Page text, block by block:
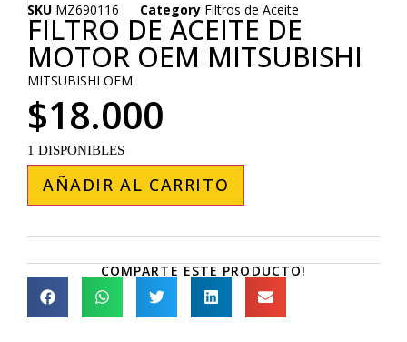
SKU MZ690116 Category Filtros de Aceite
FILTRO DE ACEITE DE
MOTOR OEM MITSUBISHI
MITSUBISHI OEM
$18.000
1 DISPONIBLES
AÑADIR AL CARRITO
COMPARTE ESTE PRODUCTO!